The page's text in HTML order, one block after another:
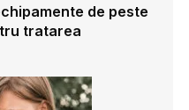
de peste
tratarea